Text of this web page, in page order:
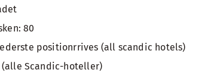
80
positionrrives (all scandic hotels)
Scandic-hoteller)